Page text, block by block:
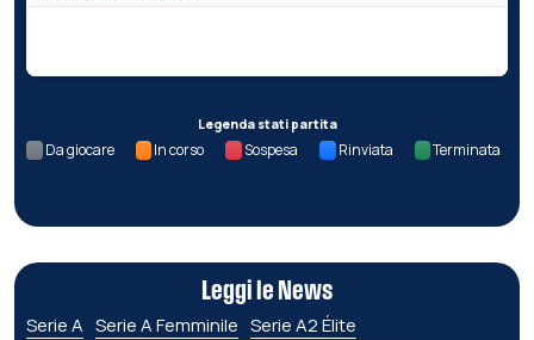
Legenda stati partita
Da giocare In corso Sospesa Rinviata Terminata
Leggi le News
Serie A Serie A Femminile Serie A2 Élite